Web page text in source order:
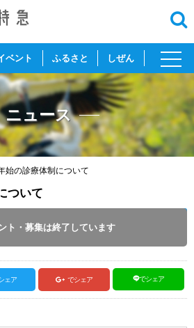
ベント ふるさと しぜん
toggle
ニュース
始の診療体制について
ついて
ト・募集は終了しています
ェア でシェア でシェア